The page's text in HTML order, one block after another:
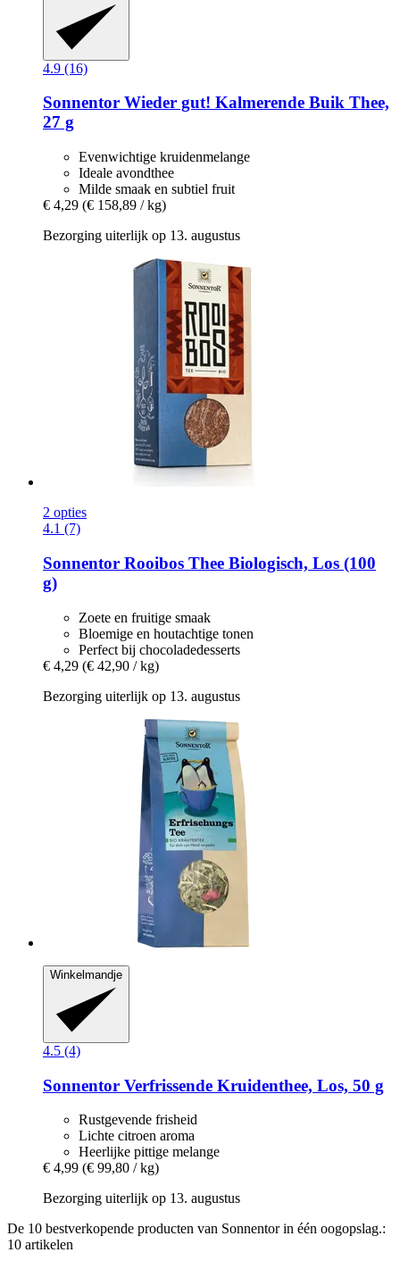
4.9 (16)
Sonnentor Wieder gut! Kalmerende Buik Thee,
27 g
Evenwichtige kruidenmelange
Ideale avondthee
Milde smaak en subtiel fruit
€ 4,29 (€ 158,89 / kg)
Bezorging uiterlijk op 13. augustus
2 opties
4.1 (7)
Sonnentor Rooibos Thee Biologisch, Los (100
g)
Zoete en fruitige smaak
Bloemige en houtachtige tonen
Perfect bij chocoladedesserts
€ 4,29 (€ 42,90 / kg)
Bezorging uiterlijk op 13. augustus
Winkelmandje
4.5 (4)
Sonnentor Verfrissende Kruidenthee, Los, 50 g
Rustgevende frisheid
Lichte citroen aroma
Heerlijke pittige melange
€ 4,99 (€ 99,80 / kg)
Bezorging uiterlijk op 13. augustus
De 10 bestverkopende producten van Sonnentor in één oogopslag.:
10 artikelen